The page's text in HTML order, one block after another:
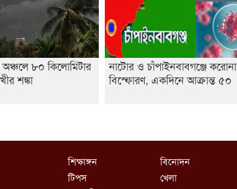
৮০ কিলোমিটার
শঙ্কা
নাটোর ও চাঁপাইনবাবগঞ্জে করোনা
বিস্ফোরণ, একদিনে আক্রান্ত ৫০
শিক্ষাঙ্গন
টিপস
বিনোদন
খেলা